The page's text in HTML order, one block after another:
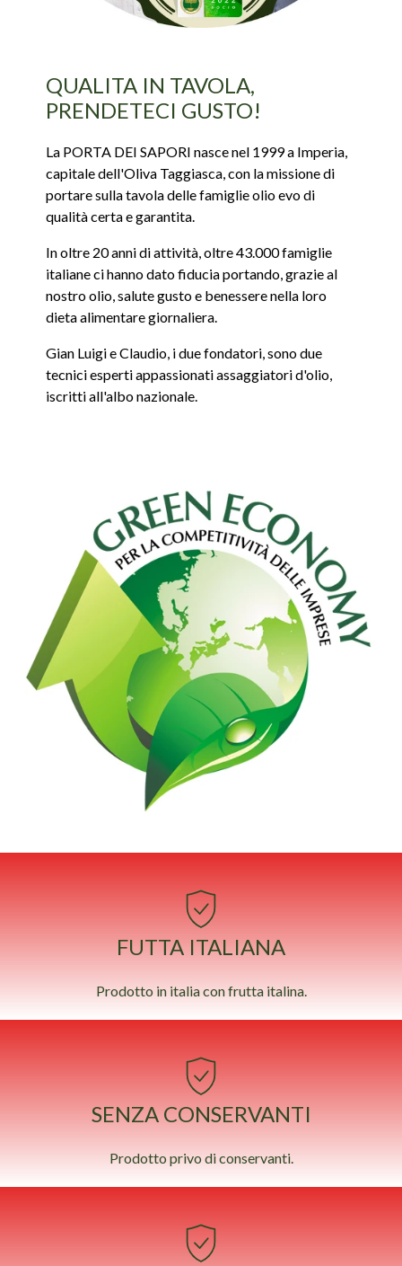
QUALITA IN TAVOLA,
PRENDETECI GUSTO!
La PORTA DEI SAPORI nasce nel 1999 a Imperia,
capitale dell'Oliva Taggiasca, con la missione di
portare sulla tavola delle famiglie olio evo di
qualità certa e garantita.
In oltre 20 anni di attività, oltre 43.000 famiglie
italiane ci hanno dato fiducia portando, grazie al
nostro olio, salute gusto e benessere nella loro
dieta alimentare giornaliera.
Gian Luigi e Claudio, i due fondatori, sono due
tecnici esperti appassionati assaggiatori d'olio,
iscritti all'albo nazionale.
FUTTA ITALIANA
Prodotto in italia con frutta italina.
SENZA CONSERVANTI
Prodotto privo di conservanti.